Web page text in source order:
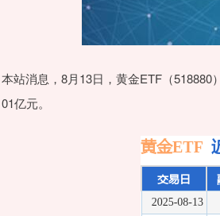
本站消息，8月13日，黄金ETF（518880
01亿元。